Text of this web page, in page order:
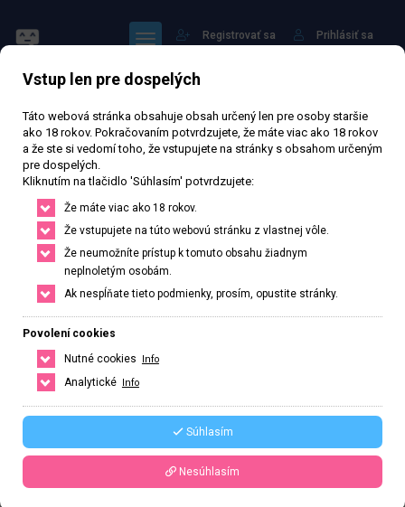
Prihlásiť sa
Registrovať sa
sisina
Verejný profil
0 Počet sledujících
Vstup len pre dospelých
Táto webová stránka obsahuje obsah určený len pre osoby staršie
ako 18 rokov. Pokračovaním potvrdzujete, že máte viac ako 18 rokov
a že ste si vedomí toho, že vstupujete na stránky s obsahom určeným
pre dospelých.
Kliknutím na tlačidlo 'Súhlasím' potvrdzujete:
Že máte viac ako 18 rokov.
Že vstupujete na túto webovú stránku z vlastnej vôle.
Že neumožníte prístup k tomuto obsahu žiadnym
neplnoletým osobám.
Ak nespĺňate tieto podmienky, prosím, opustite stránky.
Povolení cookies
Nutné cookies
Info
Analytické Info
Súhlasím
Nesúhlasím